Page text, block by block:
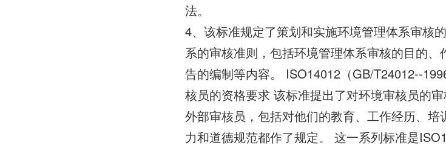
法。
4、该标准规定了策划和实施环境管理体系审核
系的审核准则，包括环境管理体系审核的目的
告的编制等内容。 ISO14012（GB/T24012--
核员的资格要求 该标准提出了对环境审核员的
外部审核员，包括对他们的教育、工作经历、
力和道德规范都作了规定。 这一系列标准是